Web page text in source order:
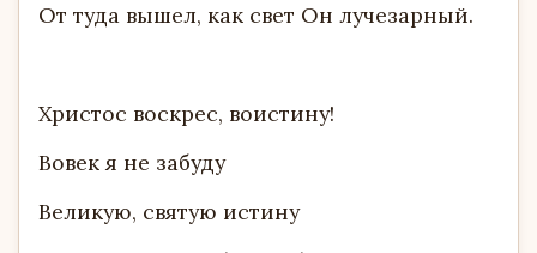
От туда вышел, как свет Он лучезарный.
Христос воскрес, воистину!
Вовек я не забуду
Великую, святую истину